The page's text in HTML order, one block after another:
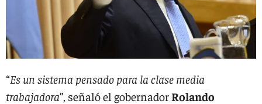
“Es un sistema pensado para la clase media
trabajadora”, señaló el gobernadorRolando